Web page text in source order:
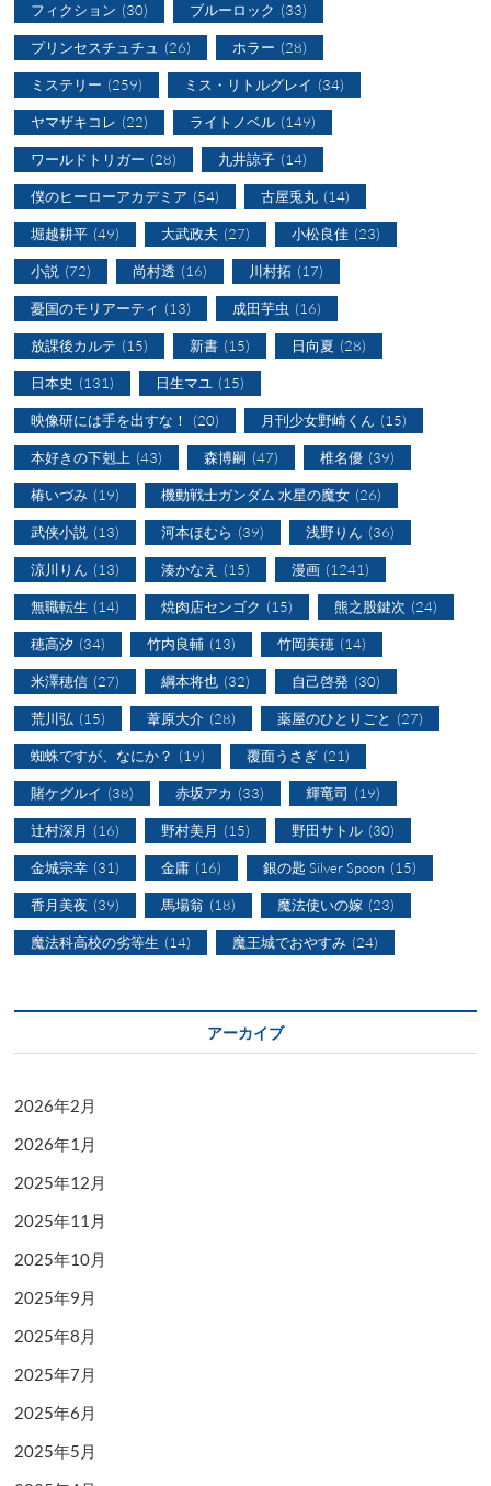
フィクション (30) ブルーロック (33)
プリンセスチュチュ (26) ホラー (28)
ミステリー (259) ミス・リトルグレイ (34)
ヤマザキコレ (22) ライトノベル (149)
ワールドトリガー (28) 九井諒子 (14)
僕のヒーローアカデミア (54) 古屋兎丸 (14)
堀越耕平 (49) 大武政夫 (27) 小松良佳 (23)
小説 (72) 尚村透 (16) 川村拓 (17)
憂国のモリアーティ (13) 成田芋虫 (16)
放課後カルテ (15) 新書 (15) 日向夏 (28)
日本史 (131) 日生マユ (15)
映像研には手を出すな！ (20) 月刊少女野崎くん (15)
本好きの下剋上 (43) 森博嗣 (47) 椎名優 (39)
椿いづみ (19) 機動戦士ガンダム 水星の魔女 (26)
武侠小説 (13) 河本ほむら (39) 浅野りん (36)
涼川りん (13) 湊かなえ (15) 漫画 (1241)
無職転生 (14) 焼肉店センゴク (15) 熊之股鍵次 (24)
穂高汐 (34) 竹内良輔 (13) 竹岡美穂 (14)
米澤穂信 (27) 綱本将也 (32) 自己啓発 (30)
荒川弘 (15) 葦原大介 (28) 薬屋のひとりごと (27)
蜘蛛ですが、なにか？ (19) 覆面うさぎ (21)
賭ケグルイ (38) 赤坂アカ (33) 輝竜司 (19)
辻村深月 (16) 野村美月 (15) 野田サトル (30)
金城宗幸 (31) 金庸 (16) 銀の匙 Silver Spoon (15)
香月美夜 (39) 馬場翁 (18) 魔法使いの嫁 (23)
魔法科高校の劣等生 (14) 魔王城でおやすみ (24)
アーカイブ
2026年2月
2026年1月
2025年12月
2025年11月
2025年10月
2025年9月
2025年8月
2025年7月
2025年6月
2025年5月